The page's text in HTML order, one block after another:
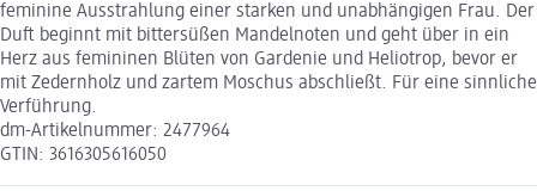
feminine Ausstrahlung einer starken und unabhängigen Frau. Der
Duft beginnt mit bittersüßen Mandelnoten und geht über in ein
Herz aus femininen Blüten von Gardenie und Heliotrop, bevor er
mit Zedernholz und zartem Moschus abschließt. Für eine sinnliche
Verführung.
dm-Artikelnummer: 2477964
GTIN: 3616305616050